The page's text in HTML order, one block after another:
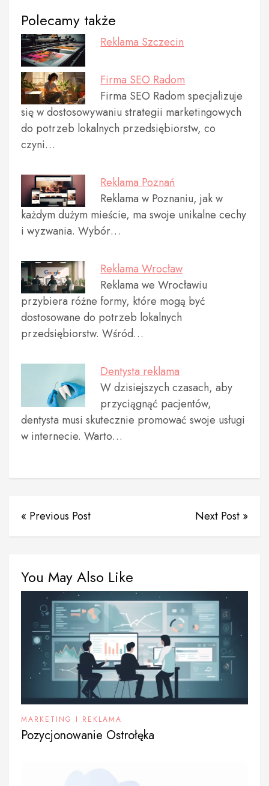
Polecamy także
Reklama Szczecin
Firma SEO Radom
Firma SEO Radom specjalizuje
się w dostosowywaniu strategii marketingowych
do potrzeb lokalnych przedsiębiorstw, co
czyni…
Reklama Poznań
Reklama w Poznaniu, jak w
każdym dużym mieście, ma swoje unikalne cechy
i wyzwania. Wybór…
Reklama Wrocław
Reklama we Wrocławiu
przybiera różne formy, które mogą być
dostosowane do potrzeb lokalnych
przedsiębiorstw. Wśród…
Dentysta reklama
W dzisiejszych czasach, aby
przyciągnąć pacjentów,
dentysta musi skutecznie promować swoje usługi
w internecie. Warto…
« Previous Post Next Post »
You May Also Like
MARKETING I REKLAMA
Pozycjonowanie Ostrołęka